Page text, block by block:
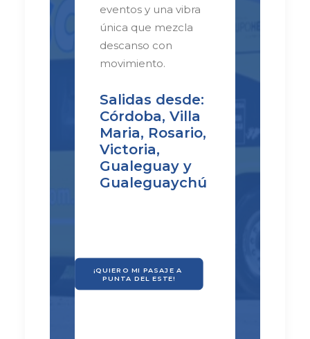
eventos y una vibra
única que mezcla
descanso con
movimiento.
Salidas desde:
Córdoba, Villa
Maria, Rosario,
Victoria,
Gualeguay y
Gualeguaychú
¡QUIERO MI PASAJE A
PUNTA DEL ESTE!